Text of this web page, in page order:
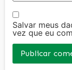
Salvar meus
vez que eu